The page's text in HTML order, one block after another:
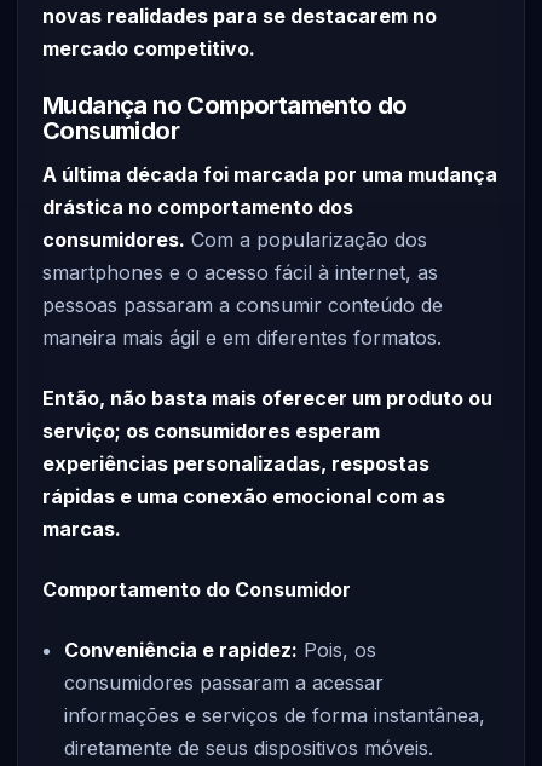
novas realidades para se destacarem no
mercado competitivo.
Mudança no Comportamento do
Consumidor
A última década foi marcada por uma mudança
drástica no comportamento dos
consumidores. Com a popularização dos
smartphones e o acesso fácil à internet, as
pessoas passaram a consumir conteúdo de
maneira mais ágil e em diferentes formatos.
Então, não basta mais oferecer um produto ou
serviço; os consumidores esperam
experiências personalizadas, respostas
rápidas e uma conexão emocional com as
marcas.
Comportamento do Consumidor
Conveniência e rapidez: Pois, os
consumidores passaram a acessar
informações e serviços de forma instantânea,
diretamente de seus dispositivos móveis.